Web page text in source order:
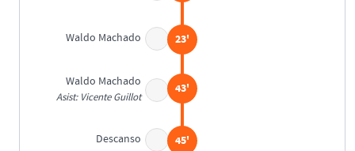
Waldo Machado 23'
Waldo Machado
Asist: Vicente Guillot
43'
Descanso 45'